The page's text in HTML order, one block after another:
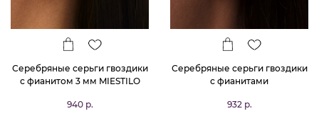
Серебряные серьги гвоздики
с фианитом 3 мм MIESTILO
940 р.
Серебряные серьги гвоздики
с фианитами
932 р.